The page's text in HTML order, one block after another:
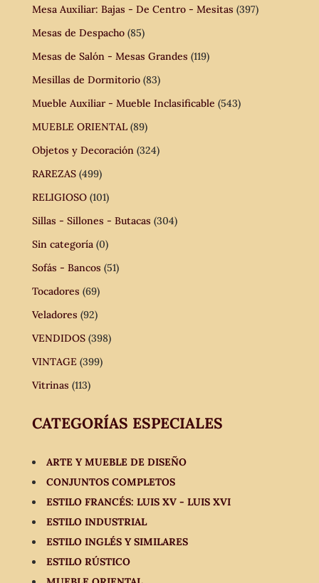
Mesa Auxiliar: Bajas - De Centro - Mesitas (397)
Mesas de Despacho (85)
Mesas de Salón - Mesas Grandes (119)
Mesillas de Dormitorio (83)
Mueble Auxiliar - Mueble Inclasificable (543)
MUEBLE ORIENTAL (89)
Objetos y Decoración (324)
RAREZAS (499)
RELIGIOSO (101)
Sillas - Sillones - Butacas (304)
Sin categoría (0)
Sofás - Bancos (51)
Tocadores (69)
Veladores (92)
VENDIDOS (398)
VINTAGE (399)
Vitrinas (113)
CATEGORÍAS ESPECIALES
ARTE Y MUEBLE DE DISEÑO
CONJUNTOS COMPLETOS
ESTILO FRANCÉS: LUIS XV - LUIS XVI
ESTILO INDUSTRIAL
ESTILO INGLÉS Y SIMILARES
ESTILO RÚSTICO